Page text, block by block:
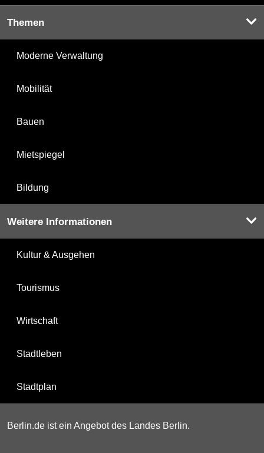
Themen
Moderne Verwaltung
Mobilität
Bauen
Mietspiegel
Bildung
Weitere Informationen
Kultur & Ausgehen
Tourismus
Wirtschaft
Stadtleben
Stadtplan
Berlin.de ist ein Angebot des Landes Berlin.